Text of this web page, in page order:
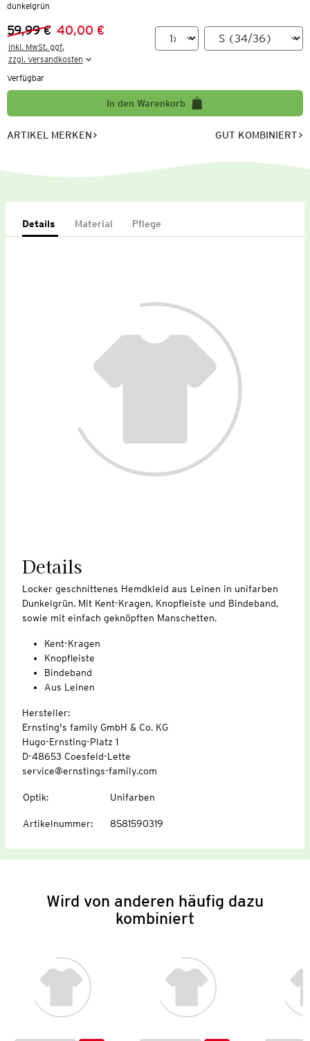
dunkelgrün
Vorheriger Preis:
59,99 €
Neuer Preis:40,00 €
inkl. MwSt. ggf.
zzgl. Versandkosten
Verfügbar
In den Warenkorb
ARTIKEL MERKEN GUT KOMBINIERT
Details Material Pflege
Details
Locker geschnittenes Hemdkleid aus Leinen in unifarben
Dunkelgrün. Mit Kent-Kragen, Knopfleiste und Bindeband,
sowie mit einfach geknöpften Manschetten.
Kent-Kragen
Knopfleiste
Bindeband
Aus Leinen
Hersteller:
Ernsting's family GmbH & Co. KG
Hugo-Ernsting-Platz 1
D-48653 Coesfeld-Lette
service@ernstings-family.com
Optik: Unifarben
Artikelnummer: 8581590319
Wird von anderen häufig dazu
kombiniert